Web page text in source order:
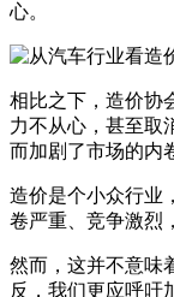
心。
相比之下，造价协
力不从心，甚至取
而加剧了市场的内
造价是个小众行业
卷严重、竞争激烈
然而，这并不意味
反，我们更应呼吁